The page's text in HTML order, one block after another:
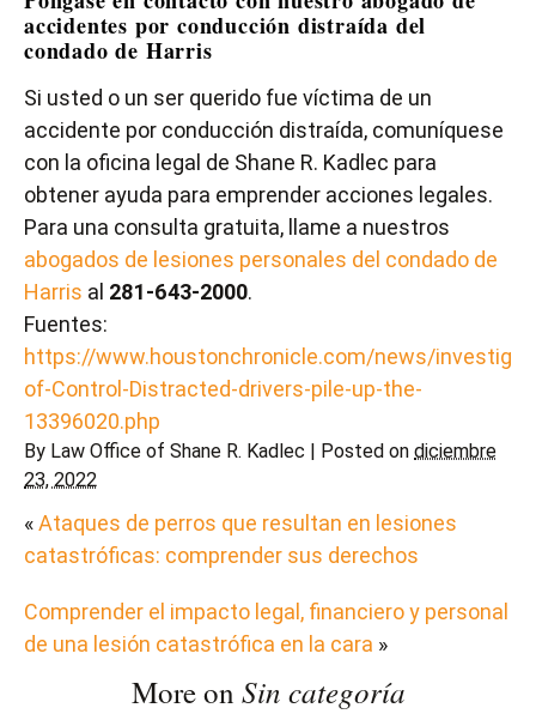
accidentes por conducción distraída del
condado de Harris
Si usted o un ser querido fue víctima de un
accidente por conducción distraída, comuníquese
con la oficina legal de Shane R. Kadlec para
obtener ayuda para emprender acciones legales.
Para una consulta gratuita, llame a nuestros
abogados de lesiones personales del condado de
Harris al 281-643-2000.
Fuentes:
https://www.houstonchronicle.com/news/
of-Control-Distracted-drivers-pile-up-the-
13396020.php
By Law Office of Shane R. Kadlec Posted on diciembre
23, 2022
«Ataques de perros que resultan en lesiones
catastróficas: comprender sus derechos
Comprender el impacto legal, financiero y personal
de una lesión catastrófica en la cara »
More on Sin categoría